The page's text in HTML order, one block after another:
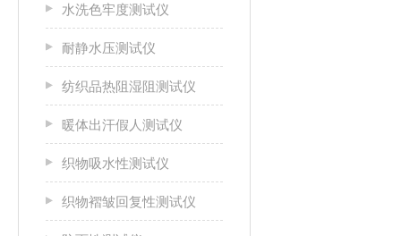
水洗色牢度测试仪
耐静水压测试仪
纺织品热阻湿阻测试仪
暖体出汗假人测试仪
织物吸水性测试仪
织物褶皱回复性测试仪